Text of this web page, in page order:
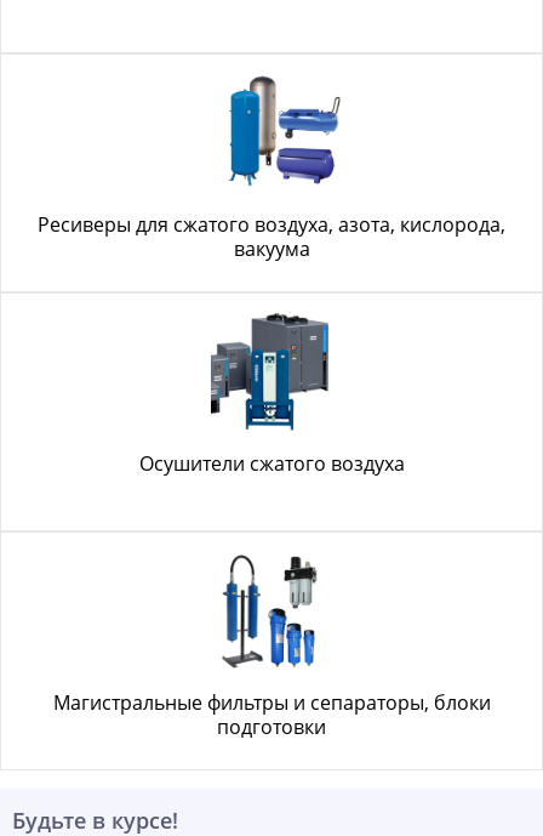
Ресиверы для сжатого воздуха, азота, кислорода,
вакуума
Осушители сжатого воздуха
Магистральные фильтры и сепараторы, блоки
подготовки
Будьте в курсе!